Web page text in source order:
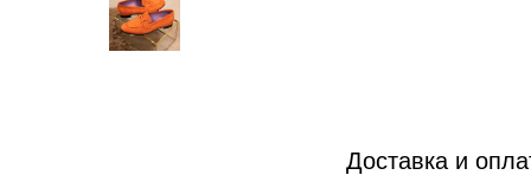
Доставка и